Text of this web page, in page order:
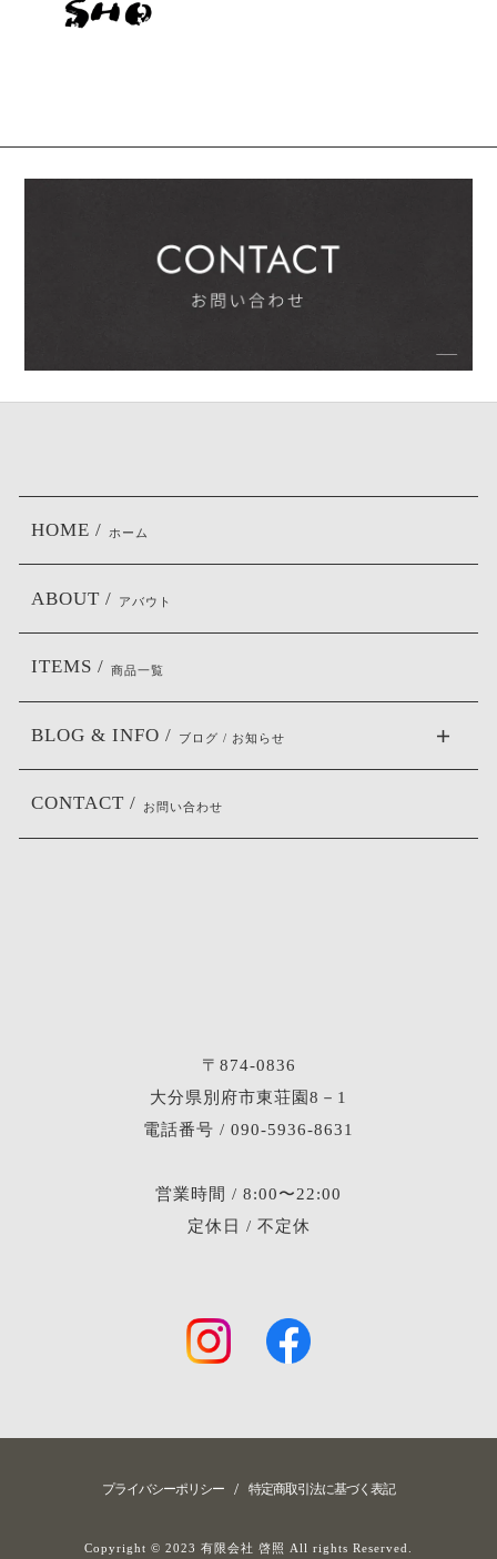
〒874-0836
大分県別府市東荘園8－1
電話番号 / 090-5936-8631
営業時間 / 8:00〜22:00
定休日 / 不定休
HOME / ホーム
ABOUT / アバウト
ITEMS / 商品一覧
BLOG & INFO / ブログ / お知らせ
CONTACT / お問い合わせ
プライバシーポリシー / 特定商取引法に基づく表記
Copyright © 2023 有限会社 啓照 All rights Reserved.